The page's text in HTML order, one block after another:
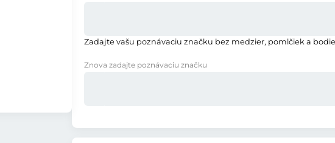
Zadajte vašu poznávaciu značku bez medzier, pomlčiek a
Znova zadajte poznávaciu značku